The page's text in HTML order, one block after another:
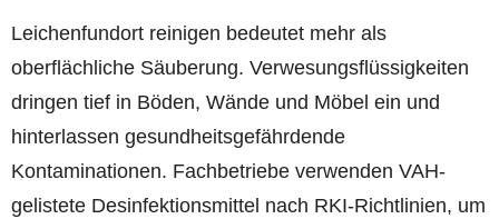
Leichenfundort reinigen bedeutet mehr als
oberflächliche Säuberung. Verwesungsflüssigkeiten
dringen tief in Böden, Wände und Möbel ein und
hinterlassen gesundheitsgefährdende
Kontaminationen. Fachbetriebe verwenden VAH-
gelistete Desinfektionsmittel nach RKI-Richtlinien, um